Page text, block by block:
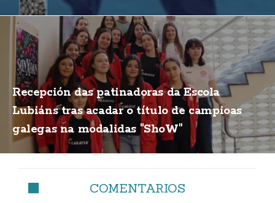
Recepción das patinadoras da Escola
Lubiáns tras acadar o título de campioas
galegas na modalidas "ShoW"
COMENTARIOS